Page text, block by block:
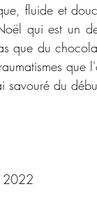
fluide et
qui est un
que du
que
savouré du
2022